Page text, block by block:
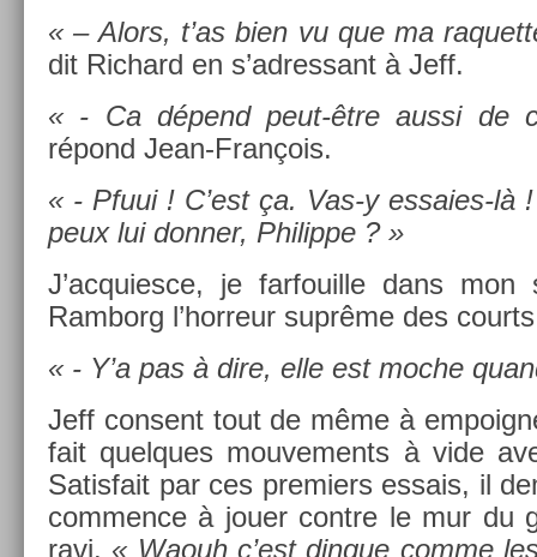
« – Alors, t’as bien vu que ma
dit Ric­hard en s’ad­ressant à Jeff.
« - Ca dépend peut-être aussi de
répond Jean-François.
« - Pfuui ! C’est ça. Vas-y essaies-là
peux lui donn­er, Philip­pe ? »
J’ac­quies­ce, je far­fouil­le dans
Ram­borg l’hor­reur suprême des
« - Y’a pas à dire, elle est moche
Jeff con­sent tout de même à
fait quel­ques mouve­ments à vide
Satis­fait par ces pre­mi­ers es­sais, il
com­m­ence à jouer con­tre le mur du
ravi. « Waouh c’est di­ngue comme